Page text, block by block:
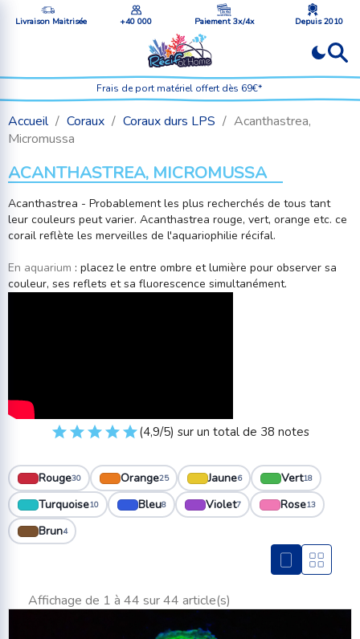
Livraison Maitrisée +40 000 Paiement 3x/4x Depuis 2010
Frais de port matériel offert dès 69€*
Accueil Coraux Coraux durs LPS
Acanthastrea,
Micromussa
ACANTHASTREA, MICROMUSSA
Acanthastrea - Probablement les plus recherchés de tous tant
leur couleurs peut varier. Acanthastrea rouge, vert, orange etc. ce
corail reflète les merveilles de l'aquariophilie récifal.
En aquarium : placez le entre ombre et lumière pour observer sa
couleur, ses reflets et sa fluorescence simultanément.
(4,9/5) sur un total de 38 notes
Rouge30 Orange25 Jaune6 Vert18
Turquoise10 Bleu8 Violet7 Rose13
Brun4
Affichage de 1 à 44 sur 44 article(s)